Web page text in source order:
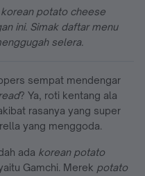
potato cheese
ini. Simak daftar menu
selera.
sempat mendengar
? Ya, roti kentang ala
rasanya yang super
yang menggoda.
ada korean potato
Gamchi. Merek potato